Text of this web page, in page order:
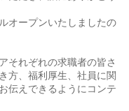
オープンいたしましたの
それぞれの求職者の皆さ
方、福利厚生、社員に関
伝えできるようにコンテ